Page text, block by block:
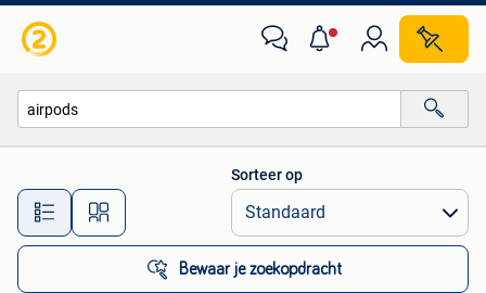
Alle afstanden…
Sorteer op
Bewaar je zoekopdracht